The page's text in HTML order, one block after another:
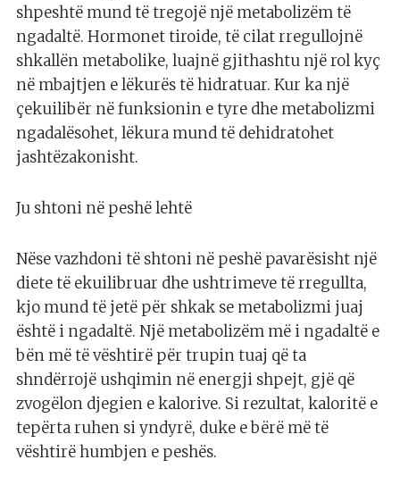
shpeshtë mund të tregojë një metabolizëm të
ngadaltë. Hormonet tiroide, të cilat rregullojnë
shkallën metabolike, luajnë gjithashtu një rol kyç
në mbajtjen e lëkurës të hidratuar. Kur ka një
çekuilibër në funksionin e tyre dhe metabolizmi
ngadalësohet, lëkura mund të dehidratohet
jashtëzakonisht.
Ju shtoni në peshë lehtë
Nëse vazhdoni të shtoni në peshë pavarësisht një
diete të ekuilibruar dhe ushtrimeve të rregullta,
kjo mund të jetë për shkak se metabolizmi juaj
është i ngadaltë. Një metabolizëm më i ngadaltë e
bën më të vështirë për trupin tuaj që ta
shndërrojë ushqimin në energji shpejt, gjë që
zvogëlon djegien e kalorive. Si rezultat, kaloritë e
tepërta ruhen si yndyrë, duke e bërë më të
vështirë humbjen e peshës.